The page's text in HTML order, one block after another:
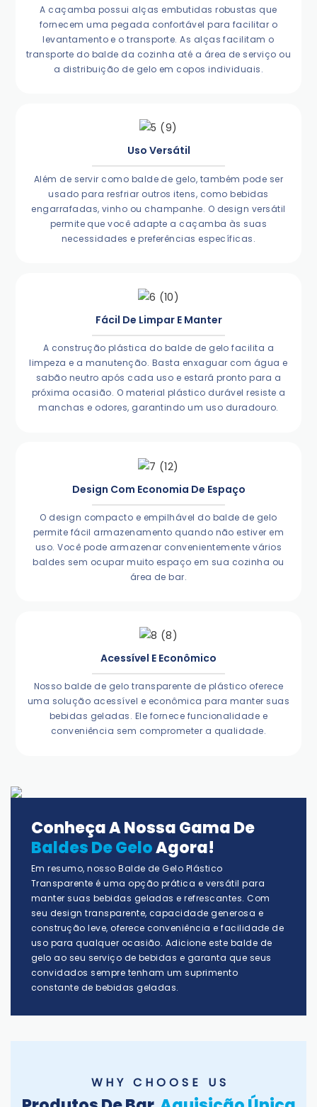
A caçamba possui alças embutidas robustas que
fornecem uma pegada confortável para facilitar o
levantamento e o transporte. As alças facilitam o
transporte do balde da cozinha até a área de serviço ou
a distribuição de gelo em copos individuais.
Uso Versátil
Além de servir como balde de gelo, também pode ser
usado para resfriar outros itens, como bebidas
engarrafadas, vinho ou champanhe. O design versátil
permite que você adapte a caçamba às suas
necessidades e preferências específicas.
Fácil De Limpar E Manter
A construção plástica do balde de gelo facilita a
limpeza e a manutenção. Basta enxaguar com água e
sabão neutro após cada uso e estará pronto para a
próxima ocasião. O material plástico durável resiste a
manchas e odores, garantindo um uso duradouro.
Design Com Economia De Espaço
O design compacto e empilhável do balde de gelo
permite fácil armazenamento quando não estiver em
uso. Você pode armazenar convenientemente vários
baldes sem ocupar muito espaço em sua cozinha ou
área de bar.
Acessível E Econômico
Nosso balde de gelo transparente de plástico oferece
uma solução acessível e econômica para manter suas
bebidas geladas. Ele fornece funcionalidade e
conveniência sem comprometer a qualidade.
Conheça A Nossa Gama De
Baldes De GeloAgora!
Em resumo, nosso Balde de Gelo Plástico
Transparente é uma opção prática e versátil para
manter suas bebidas geladas e refrescantes. Com
seu design transparente, capacidade generosa e
construção leve, oferece conveniência e facilidade de
uso para qualquer ocasião. Adicione este balde de
gelo ao seu serviço de bebidas e garanta que seus
convidados sempre tenham um suprimento
constante de bebidas geladas.
W H Y C H O O S E U S